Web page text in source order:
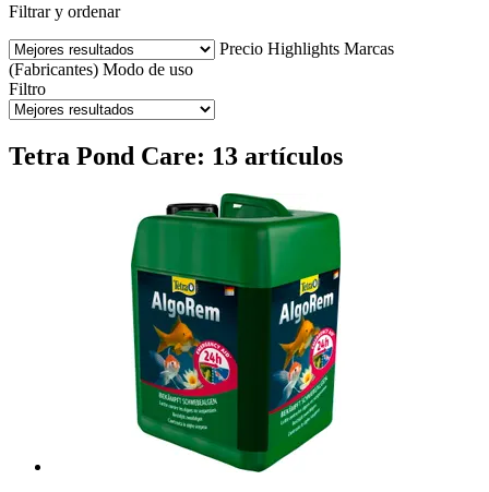
Filtrar y ordenar
Precio Highlights Marcas
(Fabricantes) Modo de uso
Filtro
Tetra Pond Care: 13 artículos